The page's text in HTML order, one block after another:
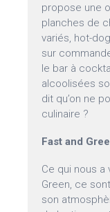
propose une
planches de
variés, hot-
sur
le bar à
alcoolisées
dit qu’on ne
culinaire ?
Fast and
Ce qui nous a
Green, ce
son